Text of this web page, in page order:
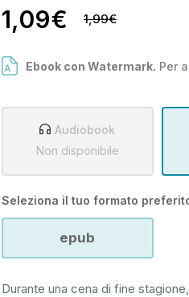
1,99€
1,09€
Ebook con Watermark. Per
Audiobook
Non disponibile
Seleziona il tuo formato
epub
Durante una cena di fine